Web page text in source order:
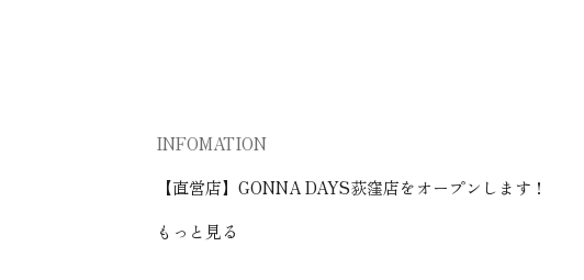
INFOMATION
【直営店】GONNA DAYS荻窪店をオープンします！
もっと見る